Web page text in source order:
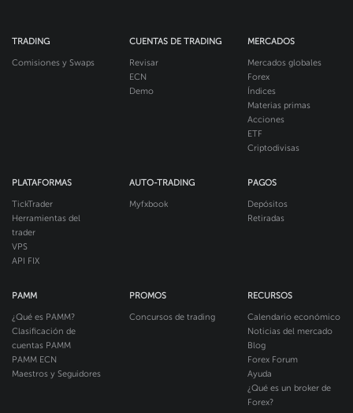
TRADING
Comisiones y Swaps
CUENTAS DE TRADING
Revisar
ECN
Demo
MERCADOS
Mercados globales
Forex
Índices
Materias primas
Acciones
ETF
Criptodivisas
PLATAFORMAS
TickTrader
Herramientas del
trader
VPS
API FIX
AUTO-TRADING
Myfxbook
PAGOS
Depósitos
Retiradas
PAMM
¿Qué es PAMM?
Clasificación de
cuentas PAMM
PAMM ECN
Maestros y Seguidores
PROMOS
Concursos de trading
RECURSOS
Calendario económico
Noticias del mercado
Blog
Forex Forum
Ayuda
¿Qué es un broker de
Forex?